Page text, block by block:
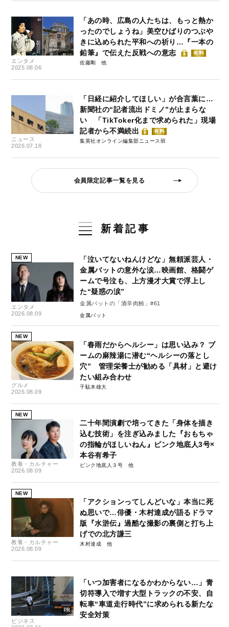
エンタメ
2025.08.06
「あの時、広島の人たちは、もっと熱か
ったのでしょうね」美空ひばりのつぶや
きに込められた平和への祈り…『一本の
鉛筆』で伝えた反戦への意志
有料
佐藤剛
ニュース
2026.07.18
「日経に紹介してほしい」が合言葉に…
新聞社の“記者流出ドミノ”が止まらな
い 「TikToker化まで求められた」現場
記者から不満続出
有料
集英社オンライン編集部ニュース班
会員限定記事一覧を見る
新着記事
NEW
エンタメ
2026.08.09
「泣いてないねんけどな」無頼派芸人・
金属バットの意外な涙…映画館、格闘ゲ
ームで号泣も、上方漫才大賞で浮上し
た“疑惑の涙”
金属バットの「酒辛肉鮪」#61
金属バット
NEW
グルメ
2026.08.09
「春雨だからヘルシー」は思い込み？ ブ
ームの麻辣湯に潜む“ヘルシーの落とし
穴” 管理栄養士が勧める「具材」と避け
たい組み合わせ
千駄木雄大
NEW
教養・カルチャー
2026.08.09
二十年間演劇で培ってきた「身体を描き
込む技術」を注ぎ込みました『おもちゃ
の指輪がほしいねん』ピンク地底人3号×
本谷有希子
ピンク地底人３号
NEW
教養・カルチャー
2026.08.09
「アクションってしんどいな」本当に死
ぬ思いで…俳優・木村達成が語るドラマ
版『水滸伝』過酷な撮影の裏側と打ち上
げでの北方謙三
木村達成
ビジネス
「いつ加害者になるかわからない…」青
切符導入で増す大型トラックの不安、自
転車“車道走行時代”に求められる新たな
安全対策